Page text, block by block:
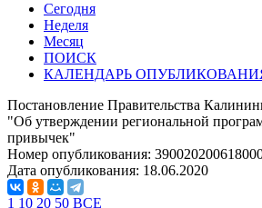
Сегодня
Неделя
Месяц
ПОИСК
КАЛЕНДАРЬ
Постановление Правительства
"Об утверждении региональной
привычек"
Номер опубликования:
Дата опубликования: 18.06.2020
1 10 20 50 ВСЕ